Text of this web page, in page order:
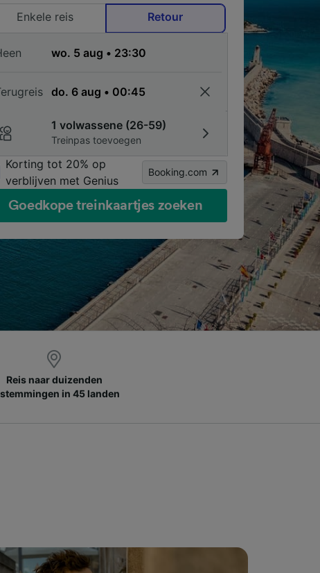
Enkele reis
Retour
1 volwassene (26-59)
Treinpas toevoegen
Korting tot 20% op
verblijven met Genius
Booking.com
Goedkope treinkaartjes zoeken
Reis naar duizenden
in 45 landen